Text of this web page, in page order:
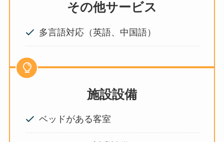
その他サービス
多言語対応（英語、中国語）
施設設備
ベッドがある客室